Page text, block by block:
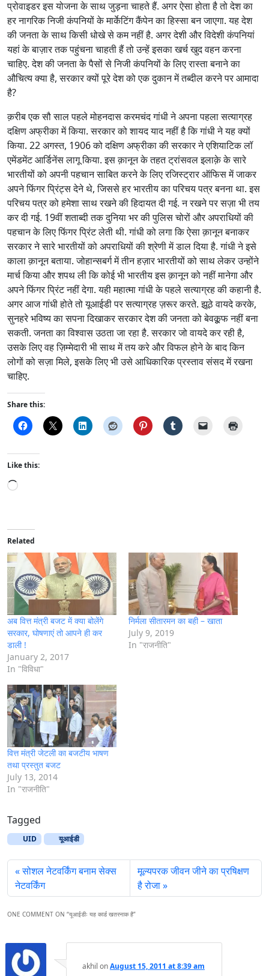
प्रोवाइडर इस योजना के साथ जुड़ना चाहते हैं. अगर ऐसा होता है तो देश का
हर नागरिक निजी कंपनियों के मार्केटिंग कैंपेन का हिस्सा बन जाएगा. यह देश
की जनता के साथ किसी धोखे से कम नहीं है. अगर देशी और विदेशी कंपनियां
यहां के बाज़ार तक पहुंचना चाहती हैं तो उन्हें इसका खर्च खुद वहन करना
चाहिए. देश की जनता के पैसों से निजी कंपनियों के लिए रास्ता बनाने का
औचित्य क्या है, सरकार क्यों पूरे देश को एक दुकान में तब्दील करने पर आमादा
है?
क़रीब एक सौ साल पहले मोहनदास करमचंद गांधी ने अपना पहला सत्याग्रह
दक्षिण अफ्रीका में किया. सरकार को शायद याद नहीं है कि गांधी ने यह क्यों
किया. 22 अगस्त, 1906 को दक्षिण अफ्रीका की सरकार ने एशियाटिक लॉ
एमेंडमेंट आर्डिनेंस लागू किया. इस क़ानून के तहत ट्रांसवल इलाक़े के सारे
भारतीयों को अपनी पहचान साबित करने के लिए रजिस्ट्रार ऑफिस में जाकर
अपने फिंगर प्रिंट्स देने थे, जिससे हर भारतीय का परिचय पत्र बनना था. इस
परिचय पत्र को हमेशा साथ रखने की हिदायत दी गई. न रखने पर सज़ा भी तय
कर दी गई. 19वीं शताब्दी तक दुनिया भर की पुलिस चोरों और अपराधियों की
पहचान के लिए फिंगर प्रिंट लेती थी. गांधी को लगा कि ऐसा क़ानून बनाकर
सरकार ने सारे भारतीयों को अपराधियों की श्रेणी में डाल दिया है. गांधी ने इसे
काला क़ानून बताया. जोहान्सबर्ग में तीन हज़ार भारतीयों को साथ लेकर उन्होंने
मार्च किया और शपथ ली कि कोई भी भारतीय इस क़ानून को नहीं मानेगा और
अपने फिंगर प्रिंट नहीं देगा. यही महात्मा गांधी के पहले सत्याग्रह की कहानी है.
अगर आज गांधी होते तो यूआईडी पर सत्याग्रह ज़रूर करते. झूठे वायदे करके,
सुनहरे भविष्य का सपना दिखाकर सरकार देश की जनता को बेवक़ू़फ नहीं बना
सकती. जनता का विश्वास उठता जा रहा है. सरकार जो वायदे कर रही है,
उसके लिए वह ज़िम्मेदारी भी साथ में तय करे और विफल होने के बाद किन
लोगों को सज़ा मिले, इसके लिए भी उसे आधिकारिक प्रस्ताव संसद में रखना
चाहिए.
Share this:
Like this:
L
d
i
n
…
Related
अब वित्त मंत्री बजट में क्या बोलेंगे
सरकार, घोषणाएं तो आपने ही कर
डाली !
January 2, 2017
In "विविधा"
निर्मला सीतारमन का बही – खाता
July 9, 2019
In "राजनीति"
वित्त मंत्री जेटली का बजटीय भाषण
तथा प्रस्तुत बजट
July 13, 2014
In "राजनीति"
Tagged
UID यूआईडी
सोशल नेटवर्किंग बनाम सेक्स
नेटवर्किंग
मूल्यपरक जीवन जीने का प्रषिक्षण
है रोजा
ONE COMMENT ON “यूआईडीः यह कार्ड खतरनाक है”
akhil onAugust 15, 2011 at 8:39 am